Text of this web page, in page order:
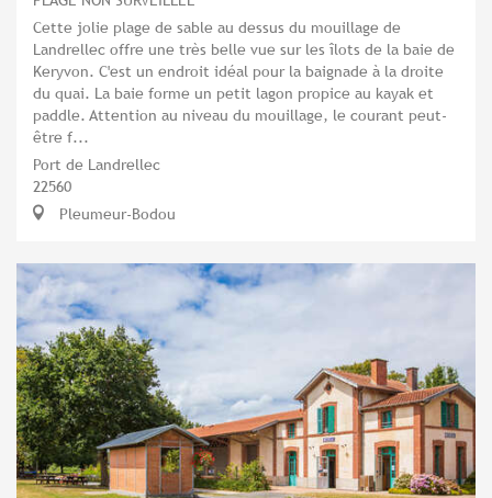
Cette jolie plage de sable au dessus du mouillage de
Landrellec offre une très belle vue sur les îlots de la baie de
Keryvon. C'est un endroit idéal pour la baignade à la droite
du quai. La baie forme un petit lagon propice au kayak et
paddle. Attention au niveau du mouillage, le courant peut-
être f...
Port de Landrellec
22560
Pleumeur-Bodou